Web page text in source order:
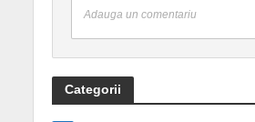
Adauga un comentariu
Categorii